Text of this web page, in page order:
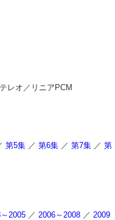
レオ／リニアPCM
第5集 ／ 第6集 ／ 第7集 ／ 第
2005 ／ 2006～2008 ／ 2009